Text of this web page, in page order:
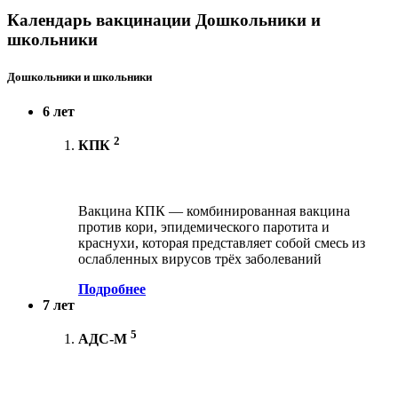
Календарь вакцинации Дошкольники и
школьники
Дошкольники и школьники
6 лет
КПК 2
Вакцина КПК — комбинированная вакцина
против кори, эпидемического паротита и
краснухи, которая представляет собой смесь из
ослабленных вирусов трёх заболеваний
Подробнее
7 лет
АДС-М 5